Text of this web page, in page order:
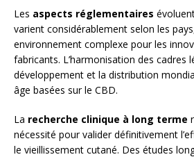
Les aspects réglementaires
varient considérablement selon les
environnement complexe pour les
fabricants. L’harmonisation des cadres
développement et la distribution
âge basées sur le CBD.
La recherche clinique à long terme
nécessité pour valider définitivement
le vieillissement cutané. Des études